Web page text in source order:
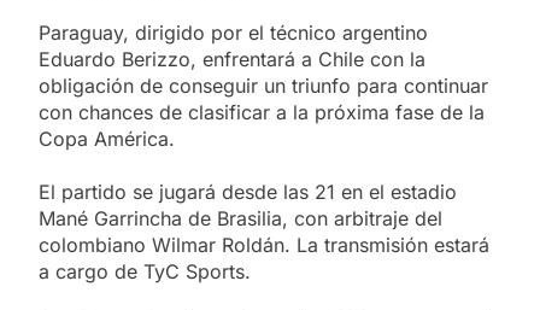
Paraguay, dirigido por el técnico argentino
Eduardo Berizzo, enfrentará a Chile con la
obligación de conseguir un triunfo para continuar
con chances de clasificar a la próxima fase de la
Copa América.
El partido se jugará desde las 21 en el estadio
Mané Garrincha de Brasilia, con arbitraje del
colombiano Wilmar Roldán. La transmisión estará
a cargo de TyC Sports.